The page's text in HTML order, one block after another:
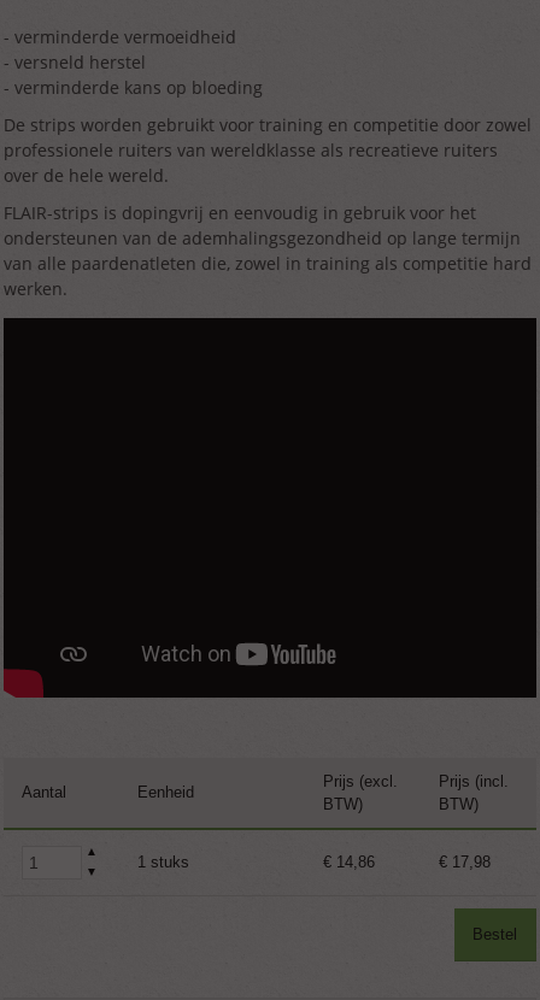
- verminderde vermoeidheid
- versneld herstel
- verminderde kans op bloeding
De strips worden gebruikt voor training en competitie door zowel
professionele ruiters van wereldklasse als recreatieve ruiters
over de hele wereld.
FLAIR-strips is dopingvrij en eenvoudig in gebruik voor het
ondersteunen van de ademhalingsgezondheid op lange termijn
van alle paardenatleten die, zowel in training als competitie hard
werken.
Aantal Eenheid
Prijs (excl.
BTW)
Prijs (incl.
BTW)
▲
▼
1 stuks € 14,86 € 17,98
Bestel